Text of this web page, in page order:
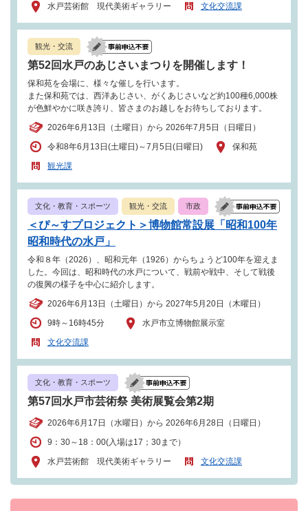
水戸芸術館 現代美術ギャラリー
文化交流課
観光・交流
第52回水戸のあじさいまつりを開催します！
保和苑を会場に、様々な催しを行います。
また保和苑では、西洋あじさい、がくあじさいなど約100種6,000株
が色鮮やかに咲き誇り、皆さまのお越しをお待ちしております。
2026年6月13日（土曜日）から 2026年7月5日（日曜日）
令和8年6月13日(土曜日)～7月5日(日曜日)
保和苑
観光課
文化・教育・スポーツ 観光・交流 市政
＜ぴ～すプロジェクト＞博物館常設展「昭和100年
昭和時代の水戸」
令和８年（2026）、昭和元年（1926）からちょうど100年を迎えま
した。今回は、昭和時代の水戸について、戦前や戦中、そして戦後
の復興の様子を中心に紹介します。
2026年6月13日（土曜日）から 2027年5月20日（木曜日）
9時～16時45分
水戸市立博物館展示室
文化交流課
文化・教育・スポーツ
第57回水戸市芸術祭 美術展覧会第2期
2026年6月17日（水曜日）から 2026年6月28日（日曜日）
9：30～18：00(入場は17；30まで）
水戸芸術館 現代美術ギャラリー
文化交流課